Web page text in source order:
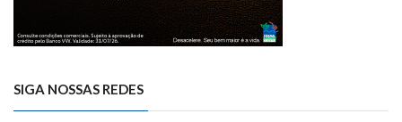
SIGA NOSSAS REDES